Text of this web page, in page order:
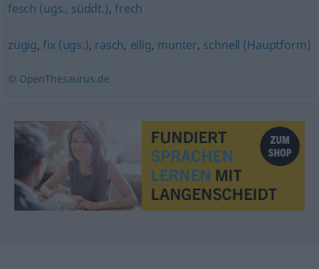
fesch (ugs., süddt.),frech
zügig,fix (ugs.), rasch, eilig, munter, schnell (Hauptform)
© OpenThesaurus.de